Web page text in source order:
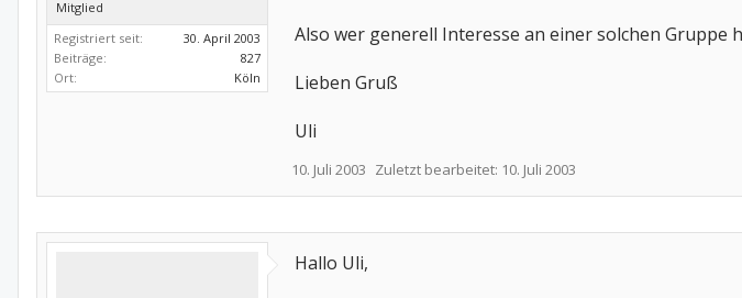
Mitglied
Registriert seit:
30. April 2003
Beiträge:
827
Ort:
Köln
Also wer generell Interesse an einer solchen Gruppe
Lieben Gruß
Uli
10. Juli 2003 Zuletzt bearbeitet: 10. Juli 2003
Hallo Uli,